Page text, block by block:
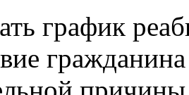
график